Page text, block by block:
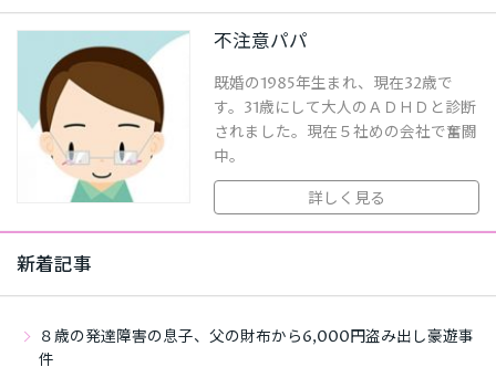
不注意パパ
既婚の1985年生まれ、現在32歳で
す。31歳にして大人のＡＤＨＤと診断
されました。現在５社めの会社で奮闘
中。
詳しく見る
新着記事
８歳の発達障害の息子、父の財布から6,000円盗み出し豪遊事
件